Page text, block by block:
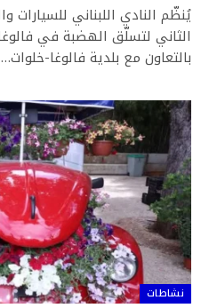
بالتعاون مع بلدية فالوغا-خلوات…
نشاطات